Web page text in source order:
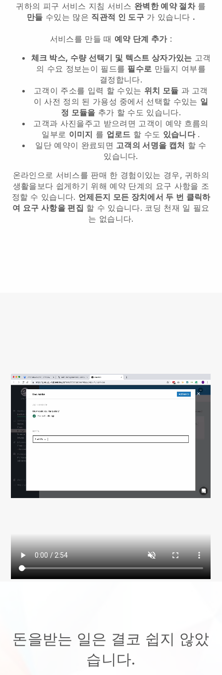
귀하의 피구 서비스 지침 서비스 완벽한 예약 절차를
만들 수있는 많은 직관적 인 도구가 있습니다 .
서비스를 만들 때 예약 단계 추가:
체크 박스, 수량 선택기 및 텍스트 상자가있는 고객
의 수요 정보는이 필드를 필수로 만들지 여부를
결정합니다.
고객이 주소를 입력 할 수있는 위치 모듈 과 고객
이 사전 정의 된 가용성 중에서 선택할 수있는 일
정 모듈을 추가 할 수도 있습니다.
고객과 사진을주고 받으려면 고객이 예약 흐름의
일부로 이미지 를 업로드 할 수도 있습니다.
일단 예약이 완료되면 고객의 서명을 캡처 할 수
있습니다.
온라인으로 서비스를 판매 한 경험이있는 경우, 귀하의
생활을보다 쉽게하기 위해 예약 단계의 요구 사항을 조
정할 수 있습니다. 언제든지 모든 장치에서 두 번 클릭하
여 요구 사항을 편집 할 수 있습니다. 코딩 천재 일 필요
는 없습니다.
돈을받는 일은 결코 쉽지 않았
습니다.